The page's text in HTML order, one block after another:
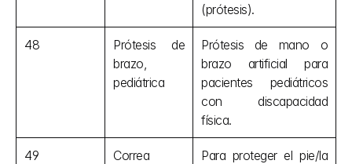
(prótesis).
48
Prótesis de
brazo,
pediátrica
Prótesis de mano o
brazo artificial para
pacientes pediátricos
con discapacidad
física.
49
Correa
Para proteger el pie/la